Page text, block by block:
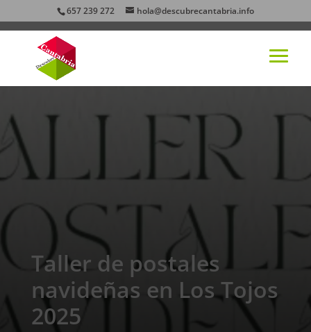
657 239 272 hola@descubrecantabria.info
Taller de postales
navideñas en Los Tojos
2025